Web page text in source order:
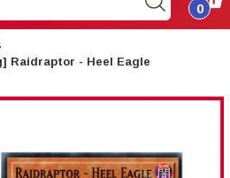
0
Raidraptor - Heel Eagle